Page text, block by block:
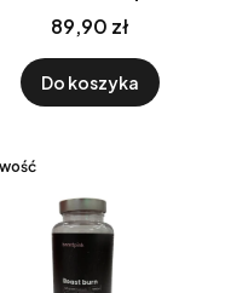
Be Keto
89,90 zł
Do koszyka